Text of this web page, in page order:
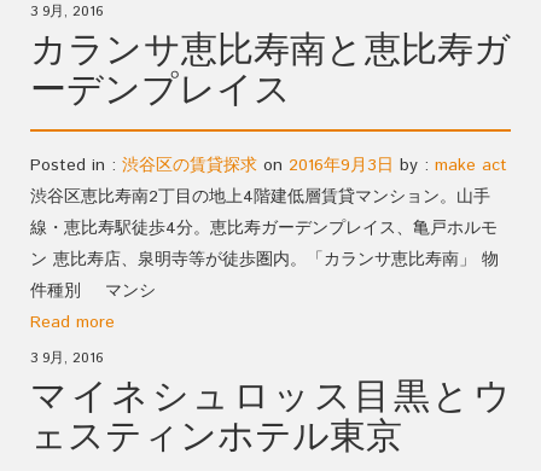
3 9月, 2016
カランサ恵比寿南と恵比寿ガ
ーデンプレイス
Posted in : 渋谷区の賃貸探求 on 2016年9月3日 by : make act
渋谷区恵比寿南2丁目の地上4階建低層賃貸マンション。山手
線・恵比寿駅徒歩4分。恵比寿ガーデンプレイス、亀戸ホルモ
ン 恵比寿店、泉明寺等が徒歩圏内。「カランサ恵比寿南」 物
件種別 マンシ
Read more
3 9月, 2016
マイネシュロッス目黒とウ
ェスティンホテル東京